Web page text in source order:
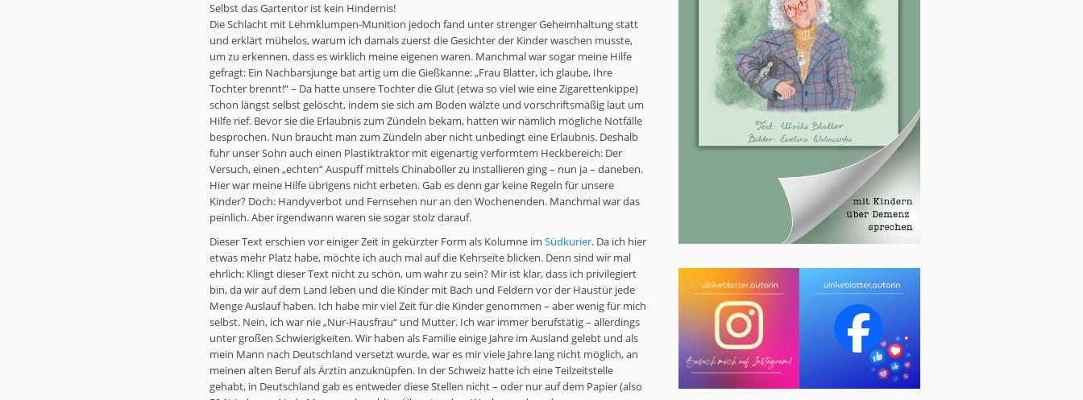
Selbst das Gartentor ist kein Hindernis!
Die Schlacht mit Lehmklumpen-Munition jedoch fand unter strenger Geheimhaltung statt
und erklärt mühelos, warum ich damals zuerst die Gesichter der Kinder waschen musste,
um zu erkennen, dass es wirklich meine eigenen waren. Manchmal war sogar meine Hilfe
gefragt: Ein Nachbarsjunge bat artig um die Gießkanne: „Frau Blatter, ich glaube, Ihre
Tochter brennt!“ – Da hatte unsere Tochter die Glut (etwa so viel wie eine Zigarettenkippe)
schon längst selbst gelöscht, indem sie sich am Boden wälzte und vorschriftsmäßig laut um
Hilfe rief. Bevor sie die Erlaubnis zum Zündeln bekam, hatten wir nämlich mögliche Notfälle
besprochen. Nun braucht man zum Zündeln aber nicht unbedingt eine Erlaubnis. Deshalb
fuhr unser Sohn auch einen Plastiktraktor mit eigenartig verformtem Heckbereich: Der
Versuch, einen „echten“ Auspuff mittels Chinaböller zu installieren ging – nun ja – daneben.
Hier war meine Hilfe übrigens nicht erbeten. Gab es denn gar keine Regeln für unsere
Kinder? Doch: Handyverbot und Fernsehen nur an den Wochenenden. Manchmal war das
peinlich. Aber irgendwann waren sie sogar stolz darauf.
Dieser Text erschien vor einiger Zeit in gekürzter Form als Kolumne im Südkurier. Da ich hier
etwas mehr Platz habe, möchte ich auch mal auf die Kehrseite blicken. Denn sind wir mal
ehrlich: Klingt dieser Text nicht zu schön, um wahr zu sein? Mir ist klar, dass ich privilegiert
bin, da wir auf dem Land leben und die Kinder mit Bach und Feldern vor der Haustür jede
Menge Auslauf haben. Ich habe mir viel Zeit für die Kinder genommen – aber wenig für mich
selbst. Nein, ich war nie „Nur-Hausfrau“ und Mutter. Ich war immer berufstätig – allerdings
unter großen Schwierigkeiten. Wir haben als Familie einige Jahre im Ausland gelebt und als
mein Mann nach Deutschland versetzt wurde, war es mir viele Jahre lang nicht möglich, an
meinen alten Beruf als Ärztin anzuknüpfen. In der Schweiz hatte ich eine Teilzeitstelle
gehabt, in Deutschland gab es entweder diese Stellen nicht – oder nur auf dem Papier (also